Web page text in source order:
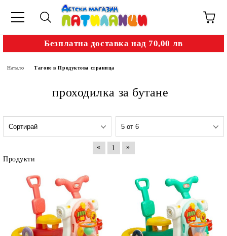
Безплатна доставка над 70,00 лв
Начало Тагове в Продуктова страница
проходилка за бутане
« 1
»
Продукти